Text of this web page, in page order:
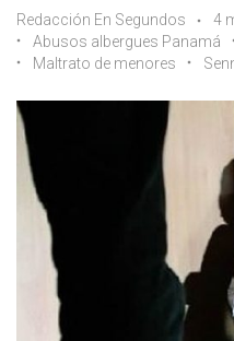
Redacción En Segundos
4
Abusos albergues Panamá
Maltrato de menores